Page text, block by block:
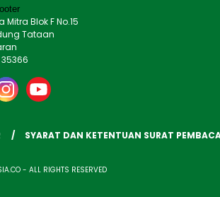
Blok F No.15
Tataan
SYARAT DAN KETENTUAN SURAT
- ALL RIGHTS RESERVED